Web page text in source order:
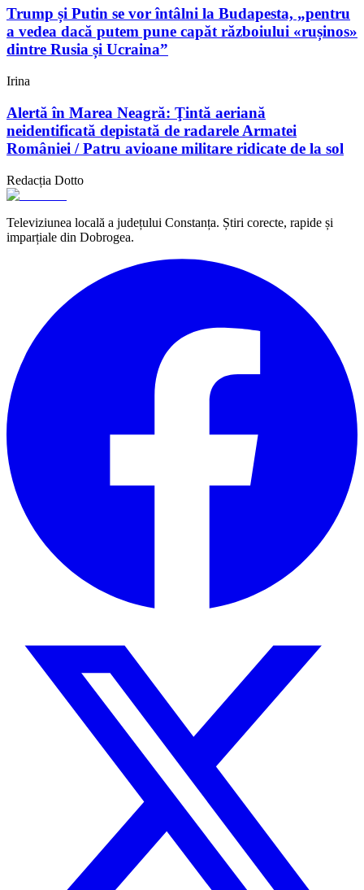
Trump și Putin se vor întâlni la Budapesta, „pentru
a vedea dacă putem pune capăt războiului «rușinos»
dintre Rusia și Ucraina”
Irina
Alertă în Marea Neagră: Ţintă aeriană
neidentificată depistată de radarele Armatei
României / Patru avioane militare ridicate de la sol
Redacția Dotto
Televiziunea locală a județului Constanța. Știri corecte, rapide și
imparțiale din Dobrogea.